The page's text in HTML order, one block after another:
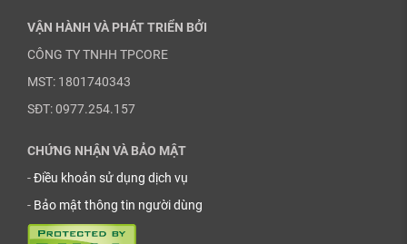
VẬN HÀNH VÀ PHÁT TRIỂN BỞI
CÔNG TY TNHH TPCORE
MST: 1801740343
SĐT: 0977.254.157
CHỨNG NHẬN VÀ BẢO MẬT
-Điều khoản sử dụng dịch vụ
- Bảo mật thông tin người dùng